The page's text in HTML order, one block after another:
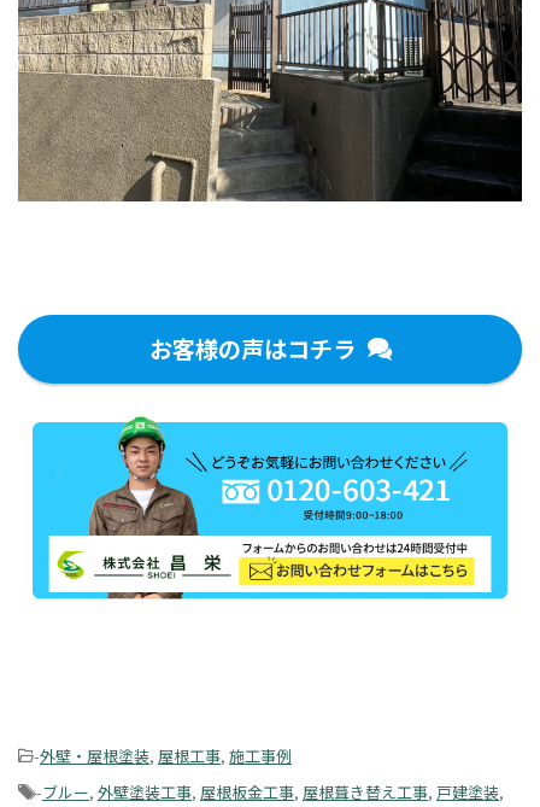
お客様の声はコチラ
-外壁・屋根塗装, 屋根工事, 施工事例
-ブルー, 外壁塗装工事, 屋根板金工事, 屋根葺き替え工事, 戸建塗装,